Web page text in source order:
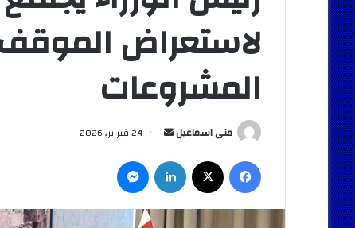
لاستعراض
المشروعات
منى اسماعيل
أرسل
إلكترونيا
24 فبراير، 2026
فيسبوك لينكدإن